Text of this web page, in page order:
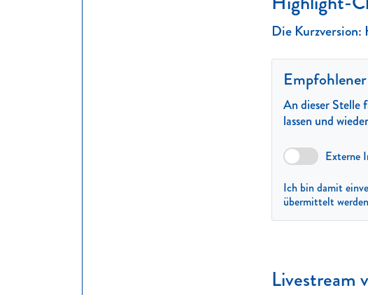
Die
An dieser Stelle
lassen und
Externe
Ich bin damit
übermittelt
Livestream